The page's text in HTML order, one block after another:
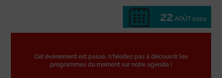
22 AOÛT 2020
Cet événement est passé, n'hésitez pas à découvrir les
programmes du moment sur notre agenda !